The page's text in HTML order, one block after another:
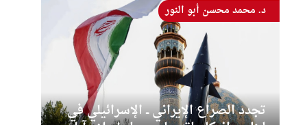
تجدد الصراع الإيراني ــ الإسرائيلي في
د. محمد محسن أبو النور